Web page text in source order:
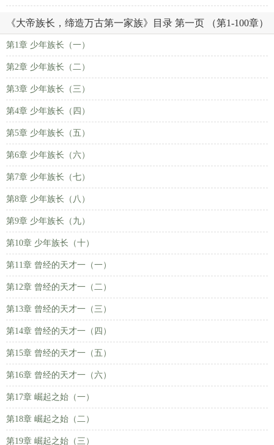
《大帝族长，缔造万古第一家族》目录 第一页 （第1-100章）
第1章 少年族长（一）
第2章 少年族长（二）
第3章 少年族长（三）
第4章 少年族长（四）
第5章 少年族长（五）
第6章 少年族长（六）
第7章 少年族长（七）
第8章 少年族长（八）
第9章 少年族长（九）
第10章 少年族长（十）
第11章 曾经的天才一（一）
第12章 曾经的天才一（二）
第13章 曾经的天才一（三）
第14章 曾经的天才一（四）
第15章 曾经的天才一（五）
第16章 曾经的天才一（六）
第17章 崛起之始（一）
第18章 崛起之始（二）
第19章 崛起之始（三）